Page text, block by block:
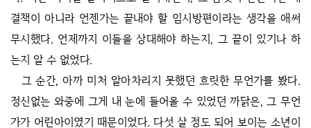
결책이 아니라 언젠가는 끝내야 할 임시방편이라는 생각을 애써
무시했다. 언제까지 이들을 상대해야 하는지, 그 끝이 있기나 하
는지 알 수 없었다.
그 순간, 아까 미처 알아차리지 못했던 흐릿한 무언가를 봤다.
정신없는 와중에 그게 내 눈에 들어올 수 있었던 까닭은, 그 무언
가가 어린아이였기 때문이었다. 다섯 살 정도 되어 보이는 소년이